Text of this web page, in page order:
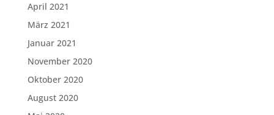
April 2021
März 2021
Januar 2021
November 2020
Oktober 2020
August 2020